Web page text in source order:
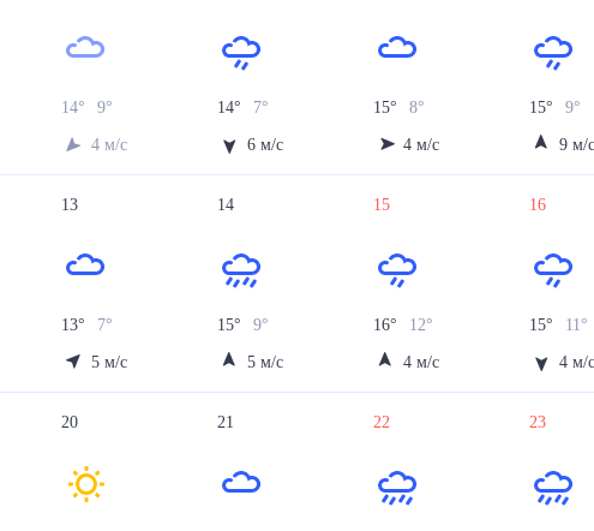
14° 9°
4 м/с
14° 7°
6 м/с
15° 8°
4 м/с
15° 9°
9 м/
13
13° 7°
5 м/с
14
15° 9°
5 м/с
15
16° 12°
4 м/с
16
15° 11°
4 м/
20 21 22 23